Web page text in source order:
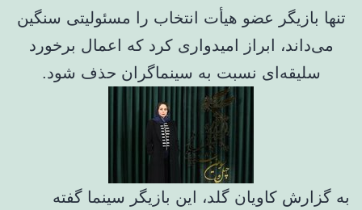
تنها بازیگر عضو هیأت انتخاب را مسئولیتی سنگین
می‌داند، ابراز امیدواری کرد که اعمال برخورد
سلیقه‌ای نسبت به سینماگران حذف شود.
به گزارش کاویان گلد، این بازیگر سینما گفته